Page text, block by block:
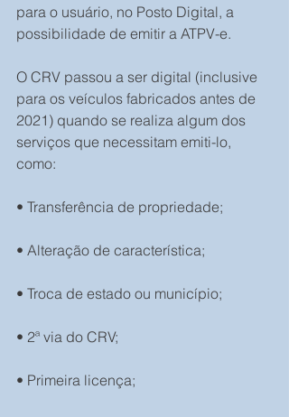
para o usuário, no Posto Digital, a
possibilidade de emitir a ATPV-e.
O CRV passou a ser digital (inclusive
para os veículos fabricados antes de
2021) quando se realiza algum dos
serviços que necessitam emiti-lo,
como:
• Transferência de propriedade;
• Alteração de característica;
• Troca de estado ou município;
• 2ª via do CRV;
• Primeira licença;